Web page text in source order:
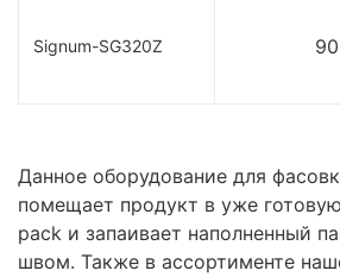
Signum-SG320Z
Данное оборудование для
помещает продукт в уже
pack и запаивает наполненный
швом. Также в ассортименте